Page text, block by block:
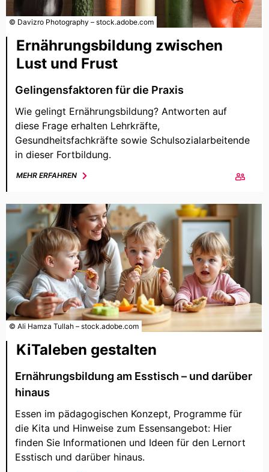
© Davizro Photography – stock.adobe.com
Ernährungsbildung zwischen
Lust und Frust
Gelingensfaktoren für die Praxis
Wie gelingt Ernährungsbildung? Antworten auf
diese Frage erhalten Lehrkräfte,
Gesundheitsfachkräfte sowie Schulsozialarbeitende
in dieser Fortbildung.
MEHR ERFAHREN
© Ali Hamza Tullah – stock.adobe.com
KiTaleben gestalten
Ernährungsbildung am Esstisch – und darüber
hinaus
Essen im pädagogischen Konzept, Programme für
die Kita und Hinweise zum Essensangebot: Hier
finden Sie Informationen und Ideen für den Lernort
Esstisch und darüber hinaus.